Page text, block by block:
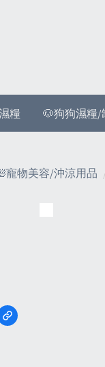
糧 🐶狗狗濕糧/
寵物美容/沖涼用品